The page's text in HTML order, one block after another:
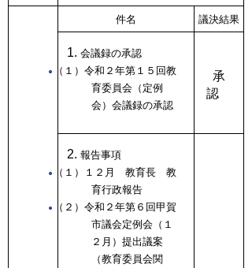
件名 議決結果
会議録の承認
（１）令和２年第１５回教
育委員会（定例
会）会議録の承認
承
認
報告事項
（１）１２月 教育長 教
育行政報告
（２）令和２年第６回甲賀
市議会定例会（１
２月）提出議案
（教育委員会関